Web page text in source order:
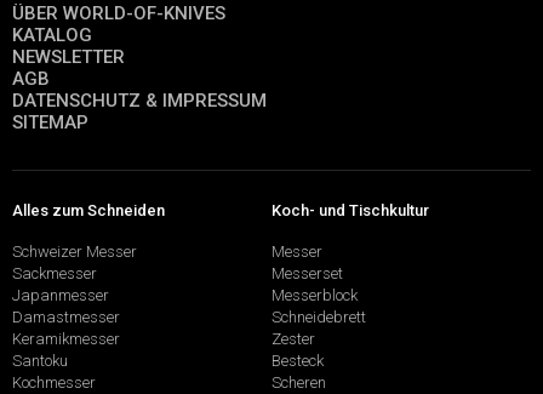
ÜBER WORLD-OF-KNIVES
KATALOG
NEWSLETTER
AGB
DATENSCHUTZ & IMPRESSUM
SITEMAP
Alles zum Schneiden
Schweizer Messer
Sackmesser
Japanmesser
Damastmesser
Keramikmesser
Santoku
Kochmesser
Koch- und Tischkultur
Messer
Messerset
Messerblock
Schneidebrett
Zester
Besteck
Scheren